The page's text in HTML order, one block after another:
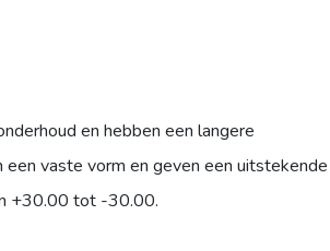
en hebben een langere
een vaste vorm en geven een uitstekende
+30.00 tot -30.00.